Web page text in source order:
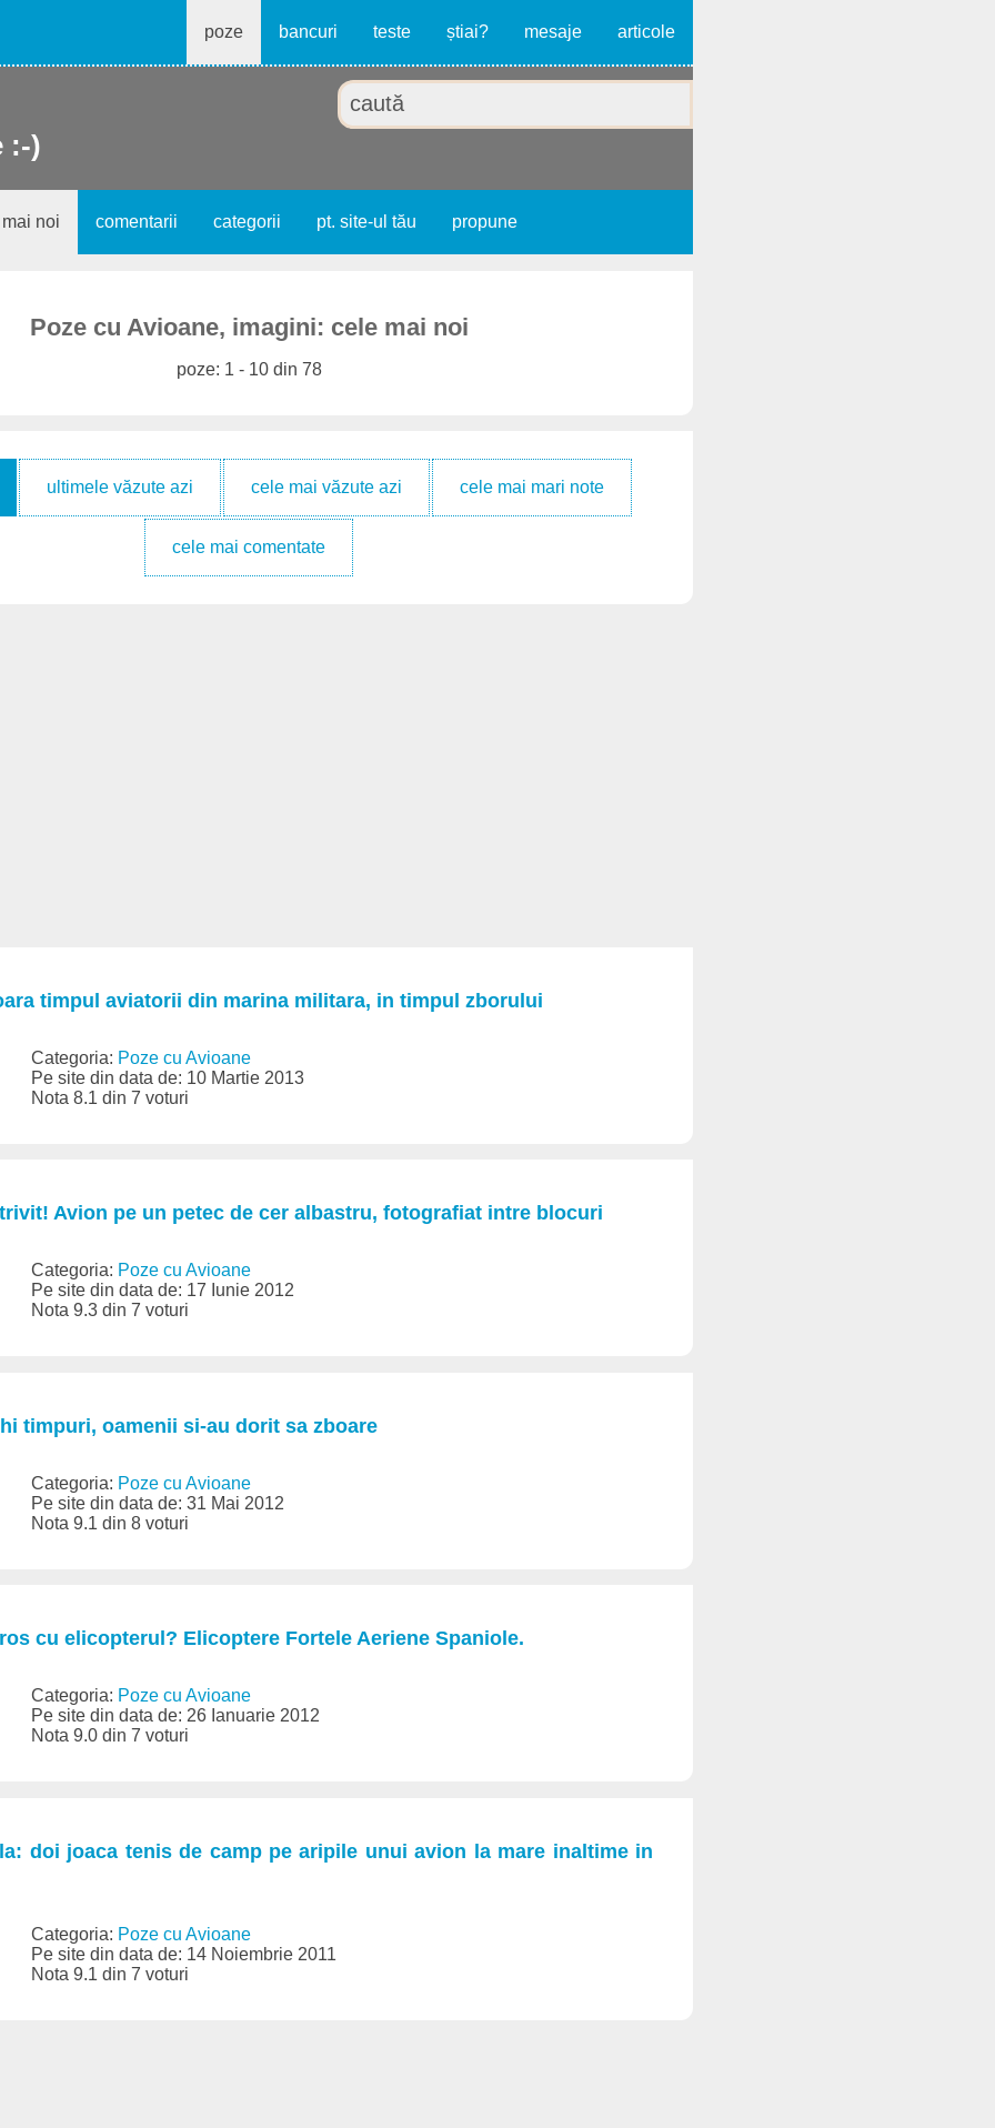
poze bancuri teste știai? mesaje articole
:-)
noi comentarii categorii pt. site-ul tău propune
Poze cu Avioane, imagini: cele mai noi
poze: 1 - 10 din 78
ultimele văzute azi cele mai văzute azi cele mai mari note
cele mai comentate
timpul aviatorii din marina militara, in timpul zborului
Categoria: Poze cu Avioane
Pe site din data de: 10 Martie 2013
Nota 8.1 din 7 voturi
Avion pe un petec de cer albastru, fotografiat intre blocuri
Categoria: Poze cu Avioane
Pe site din data de: 17 Iunie 2012
Nota 9.3 din 7 voturi
timpuri, oamenii si-au dorit sa zboare
Categoria: Poze cu Avioane
Pe site din data de: 31 Mai 2012
Nota 9.1 din 8 voturi
cu elicopterul? Elicoptere Fortele Aeriene Spaniole.
Categoria: Poze cu Avioane
Pe site din data de: 26 Ianuarie 2012
Nota 9.0 din 7 voturi
doi joaca tenis de camp pe aripile unui avion la mare inaltime in
Categoria: Poze cu Avioane
Pe site din data de: 14 Noiembrie 2011
Nota 9.1 din 7 voturi